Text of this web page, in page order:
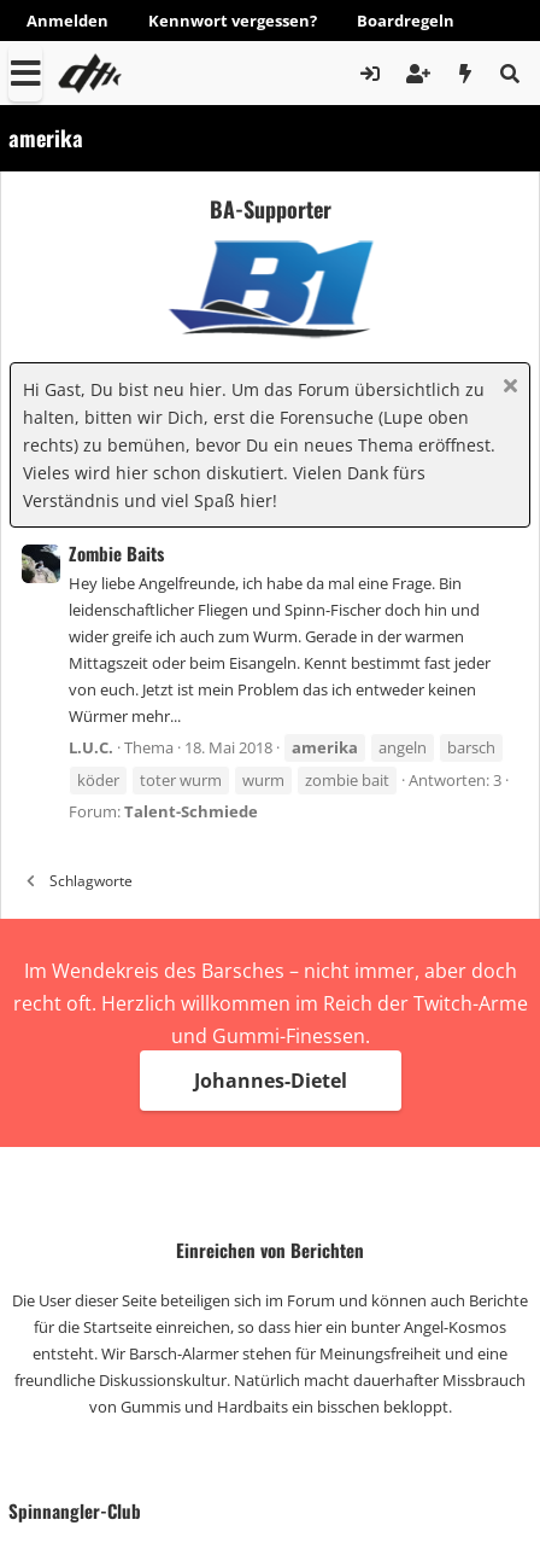
Anmelden Kennwort vergessen? Boardregeln
amerika
BA-Supporter
Hi Gast, Du bist neu hier. Um das Forum übersichtlich zu
halten, bitten wir Dich, erst die Forensuche (Lupe oben
rechts) zu bemühen, bevor Du ein neues Thema eröffnest.
Vieles wird hier schon diskutiert. Vielen Dank fürs
Verständnis und viel Spaß hier!
Zombie Baits
Hey liebe Angelfreunde, ich habe da mal eine Frage. Bin
leidenschaftlicher Fliegen und Spinn-Fischer doch hin und
wider greife ich auch zum Wurm. Gerade in der warmen
Mittagszeit oder beim Eisangeln. Kennt bestimmt fast jeder
von euch. Jetzt ist mein Problem das ich entweder keinen
Würmer mehr...
L.U.C. Thema 18. Mai 2018 amerika angeln
barsch
köder
toter wurm wurm zombie bait
Antworten: 3
Forum:Talent-Schmiede
Schlagworte
Im Wendekreis des Barsches – nicht immer, aber doch
recht oft. Herzlich willkommen im Reich der Twitch-Arme
und Gummi-Finessen.
Johannes-Dietel
Einreichen von Berichten
Die User dieser Seite beteiligen sich im Forum und können auch Berichte
für die Startseite einreichen, so dass hier ein bunter Angel-Kosmos
entsteht. Wir Barsch-Alarmer stehen für Meinungsfreiheit und eine
freundliche Diskussionskultur. Natürlich macht dauerhafter Missbrauch
von Gummis und Hardbaits ein bisschen bekloppt.
Spinnangler-Club